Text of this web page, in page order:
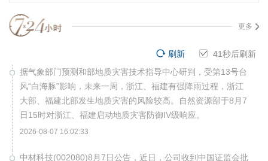
更多
40秒后刷新
刷新
据气象部门预测和部地质灾害技术指导中心研判，受第13号台
风“白海豚”影响，未来一周，浙江、福建有强降雨过程，浙江
大部、福建北部发生地质灾害的风险较高。自然资源部于8月7
日15时对浙江、福建启动地质灾害防御IV级响应。
2026-08-07 16:02:33
中材科技(002080)8月7日公告，近日，公司收到中国证监会批